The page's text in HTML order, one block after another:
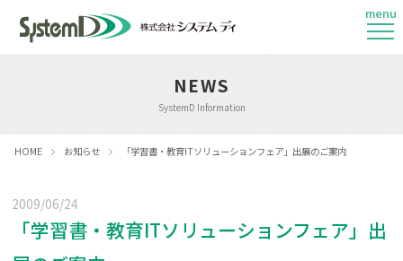
menu
NEWS
SystemD Information
HOME お知らせ 「学習書・教育ITソリューションフェア」出展のご案内
2009/06/24
「学習書・教育ITソリューションフェア」出